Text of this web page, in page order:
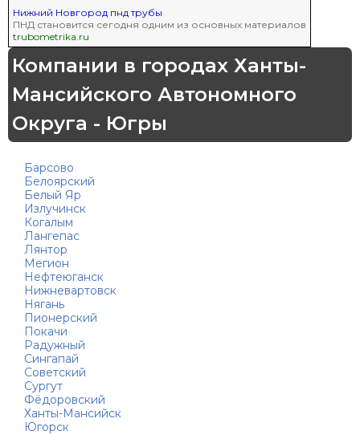
Нижний Новгород пнд трубы
ПНД становится сегодня одним из основных материалов
trubometrika.ru
Компании в городах Ханты-
Мансийского Автономного
Округа - Югры
Барсово
Белоярский
Белый Яр
Излучинск
Когалым
Лангепас
Лянтор
Мегион
Нефтеюганск
Нижневартовск
Нягань
Пионерский
Покачи
Радужный
Сингапай
Советский
Сургут
Фёдоровский
Ханты-Мансийск
Югорск